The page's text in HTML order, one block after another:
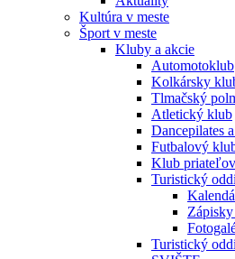
Kultúra v meste
Šport v meste
Kluby a akcie
Automotoklub
Kolkársky
Tlmačský
Atletický klub
Dancepilates
Futbalový
Klub
Turistický
Turistický